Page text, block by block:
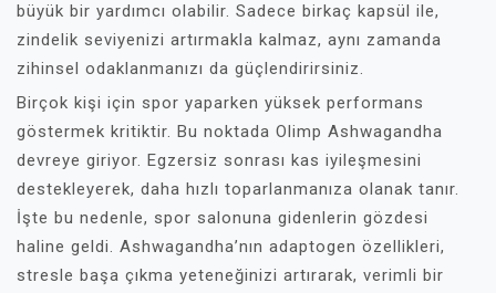
büyük bir yardımcı olabilir. Sadece birkaç kapsül ile,
zindelik seviyenizi artırmakla kalmaz, aynı zamanda
zihinsel odaklanmanızı da güçlendirirsiniz.
Birçok kişi için spor yaparken yüksek performans
göstermek kritiktir. Bu noktada Olimp Ashwagandha
devreye giriyor. Egzersiz sonrası kas iyileşmesini
destekleyerek, daha hızlı toparlanmanıza olanak tanır.
İşte bu nedenle, spor salonuna gidenlerin gözdesi
haline geldi. Ashwagandha’nın adaptogen özellikleri,
stresle başa çıkma yeteneğinizi artırarak, verimli bir